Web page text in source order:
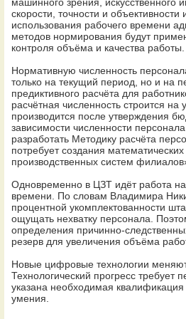
скорости, точности и
использования рабочего времени
методов нормирования будут
контроля объёма и качества работы.
Нормативную численность
только на текущий период, но и на
предиктивного расчёта для
расчётная численность строится
производится после утверждения
зависимости численности
разработать Методику расчёта
потребует создания
производственных систем
Одновременно в ЦЗТ идёт работа
времени. По словам Владимира
процентной укомплектованности
ощущать нехватку персонала.
определения причинно-
резерв для увеличения объёма
Новые цифровые технологии
Технологический прогресс требует
указана необходимая
умения.